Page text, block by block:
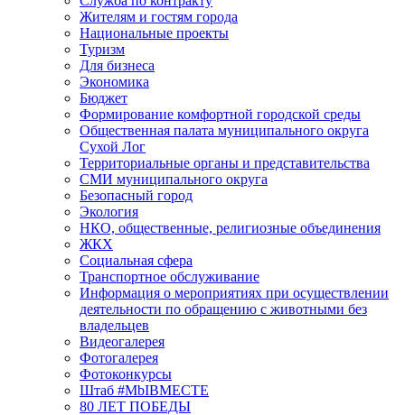
Жителям и гостям города
Национальные проекты
Туризм
Для бизнеса
Экономика
Бюджет
Формирование комфортной городской среды
Общественная палата муниципального округа
Сухой Лог
Территориальные органы и представительства
СМИ муниципального округа
Безопасный город
Экология
НКО, общественные, религиозные объединения
ЖКХ
Социальная сфера
Транспортное обслуживание
Информация о мероприятиях при осуществлении
деятельности по обращению с животными без
владельцев
Видеогалерея
Фотогалерея
Фотоконкурсы
Штаб #MbIBMECTE
80 ЛЕТ ПОБЕДЫ